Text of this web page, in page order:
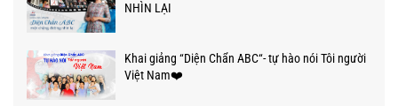
NHÌN LẠI
Khai giảng “Diện Chẩn ABC“- tự hào nói Tôi người
Việt Nam❤️